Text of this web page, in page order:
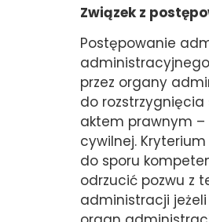
Związek z
Postępowanie
przez organy
do
aktem prawnym –
cywilnej.
do sporu
odrzucić pozwu z
administracji jeżeli